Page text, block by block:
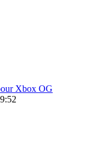
Xbox OG